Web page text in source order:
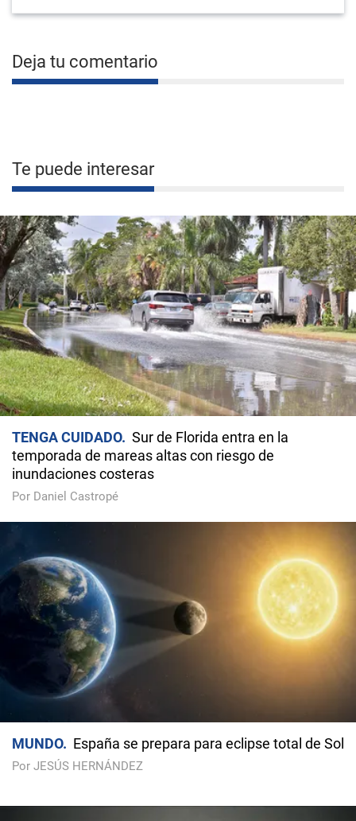
Deja tu comentario
Te puede interesar
TENGA CUIDADO
Sur de Florida entra en la
temporada de mareas altas con riesgo de
inundaciones costeras
Por Daniel Castropé
MUNDO España se prepara para eclipse total de Sol
Por JESÚS HERNÁNDEZ